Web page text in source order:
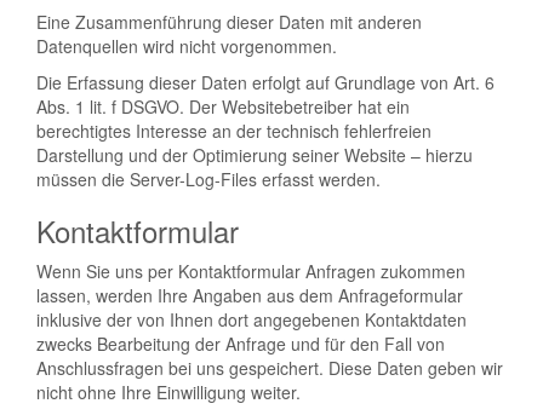
Eine Zusammenführung dieser Daten mit anderen
Datenquellen wird nicht vorgenommen.
Die Erfassung dieser Daten erfolgt auf Grundlage von Art. 6
Abs. 1 lit. f DSGVO. Der Websitebetreiber hat ein
berechtigtes Interesse an der technisch fehlerfreien
Darstellung und der Optimierung seiner Website – hierzu
müssen die Server-Log-Files erfasst werden.
Kontaktformular
Wenn Sie uns per Kontaktformular Anfragen zukommen
lassen, werden Ihre Angaben aus dem Anfrageformular
inklusive der von Ihnen dort angegebenen Kontaktdaten
zwecks Bearbeitung der Anfrage und für den Fall von
Anschlussfragen bei uns gespeichert. Diese Daten geben wir
nicht ohne Ihre Einwilligung weiter.